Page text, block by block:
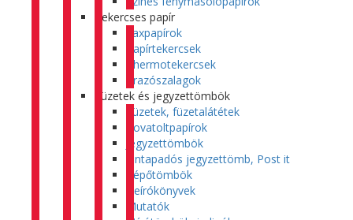
Tekercses papír
Faxpapírok
Papírtekercsek
Thermotekercsek
Árazószalagok
Füzetek és jegyzettömbök
Füzetek, füzetalátétek
Rovatoltpapírok
Jegyzettömbök
Öntapadós jegyzettömb, Post it
Tépőtömbök
Beírókönyvek
Mutatók